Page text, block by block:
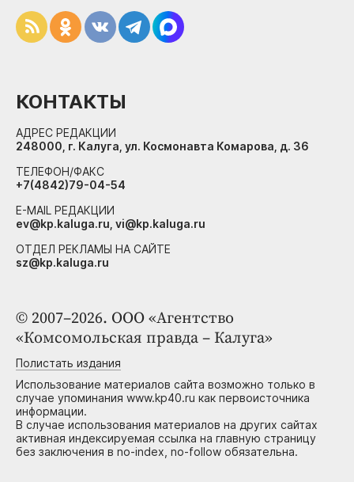
© 2007–2026. ООО «Агентство
«Комсомольская правда – Калуга»
Полистать издания
Использование материалов сайта возможно только в
случае упоминания www.kp40.ru как первоисточника
информации.
В случае использования материалов на других сайтах
активная индексируемая ссылка на главную страницу
без заключения в no-index, no-follow обязательна.
КОНТАКТЫ
АДРЕС РЕДАКЦИИ
248000, г. Калуга, ул. Космонавта Комарова, д. 36
ТЕЛЕФОН/ФАКС
+7(4842)79-04-54
E-MAIL РЕДАКЦИИ
ev@kp.kaluga.ru, vi@kp.kaluga.ru
ОТДЕЛ РЕКЛАМЫ НА САЙТЕ
sz@kp.kaluga.ru